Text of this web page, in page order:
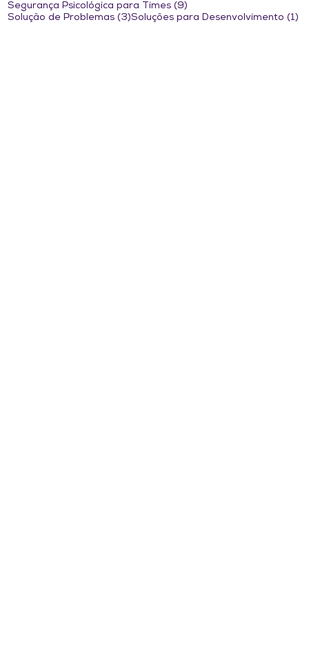
Segurança Psicológica para Times (9)
Solução de Problemas (3)3 posts
Soluções para Desenvolvimento (1)